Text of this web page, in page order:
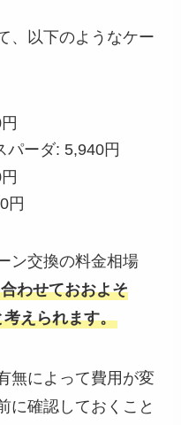
、以下のようなケー
パーダ: 5,940円
円
ン交換の料金相場
わせておおよそ
えられます。
無によって費用が変
に確認しておくこと